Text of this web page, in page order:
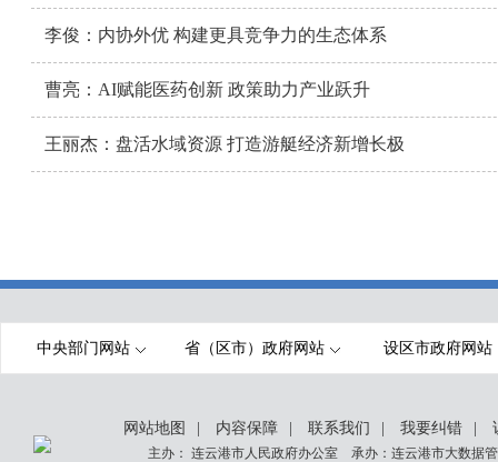
李俊：内协外优 构建更具竞争力的生态体系
曹亮：AI赋能医药创新 政策助力产业跃升
王丽杰：盘活水域资源 打造游艇经济新增长极
中央部门网站 省（区市）政府网站 设区市政府网站
网站地图 内容保障 联系我们 我要纠错
主办： 连云港市人民政府办公室 承办：连云港市大数据